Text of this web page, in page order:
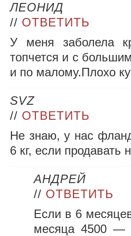
ЛЕОНИД
// ОТВЕТИТЬ
У меня заболела
топчется и с
и по малому.Плохо
SVZ
// ОТВЕТИТЬ
Не знаю, у нас
6 кг, если
АНДРЕЙ
// ОТВЕТИТЬ
Если в 6
месяца 4500 —